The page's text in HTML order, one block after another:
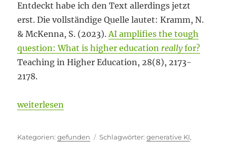
Entdeckt habe ich den Text allerdings jetzt
erst. Die vollständige Quelle lautet: Kramm, N.
& McKenna, S. (2023).AI amplifies the tough
question: What is higher education reallyfor?
Teaching in Higher Education, 28(8), 2173-
2178.
„What is higher education really for?“
weiterlesen
Kategorien
gefunden Schlagwörter
generative KI,